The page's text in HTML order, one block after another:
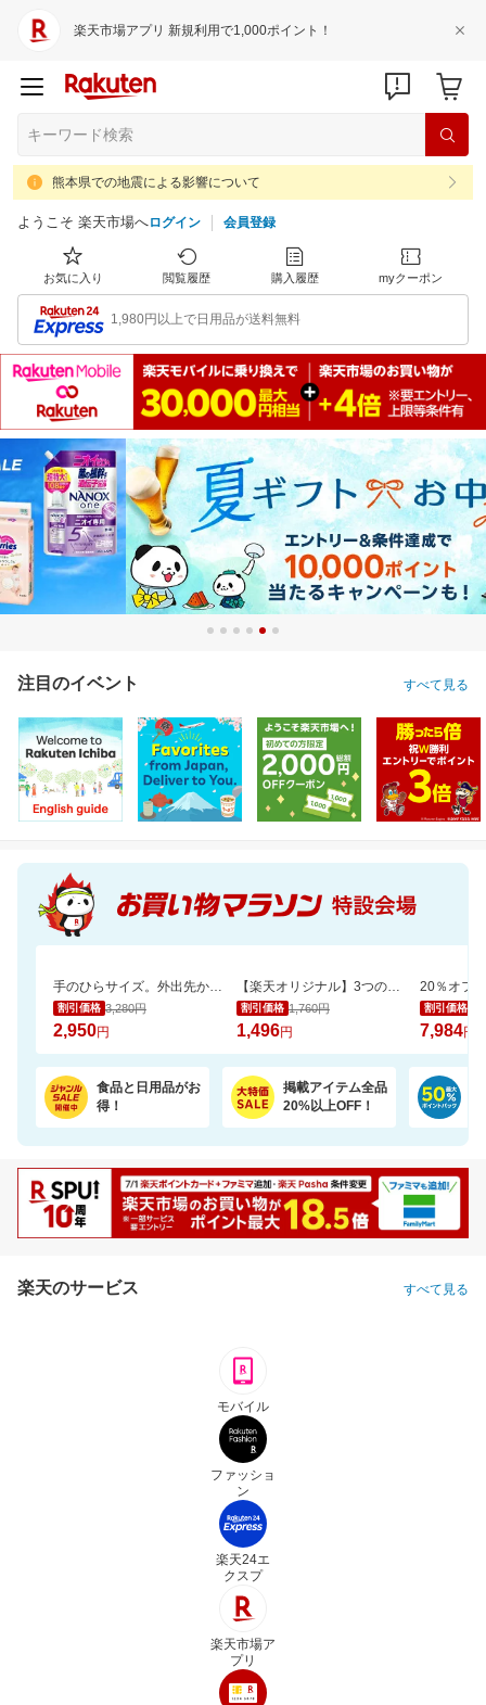
楽天市場アプリ 新規利用で1,000ポイント！
熊本県での地震による影響について
ようこそ 楽天市場へログイン 会員登録
お気に入り 閲覧履歴 購入履歴 myクーポン
1,980円以上で日用品が送料無料
注目のイベント すべて見る
手のひらサイズ。外出先からスマホで家族やペットを見守れるカメラ WTW-W3
割引価格 3,280円
2,950円
【楽天オリジナル】3つのカラー選べる、立体マスク＼約3か月使える大容量／
割引価格 1,760円
1,496円
割引価格
7,984円
食品と日用品がお
得！
掲載アイテム全品
20%以上OFF！
楽天のサービス すべて見る
モバイル
ファッショ
ン
楽天24エ
クスプ
楽天市場ア
プリ